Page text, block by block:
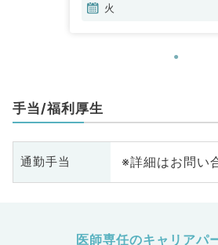
火
手当/福利厚生
通勤手当 ※詳細はお問い
医師専任のキャリアパ